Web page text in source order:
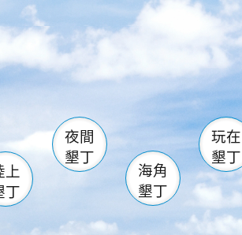
南仁湖
滿州 佳樂水
森林遊樂區
墾管處遊客中心
社頂公園 風吹沙
船帆石 龍磐公園
香蕉灣 龍坑
鵝鑾鼻
上
丁
夜間
墾丁
海角
墾丁
玩在
墾丁